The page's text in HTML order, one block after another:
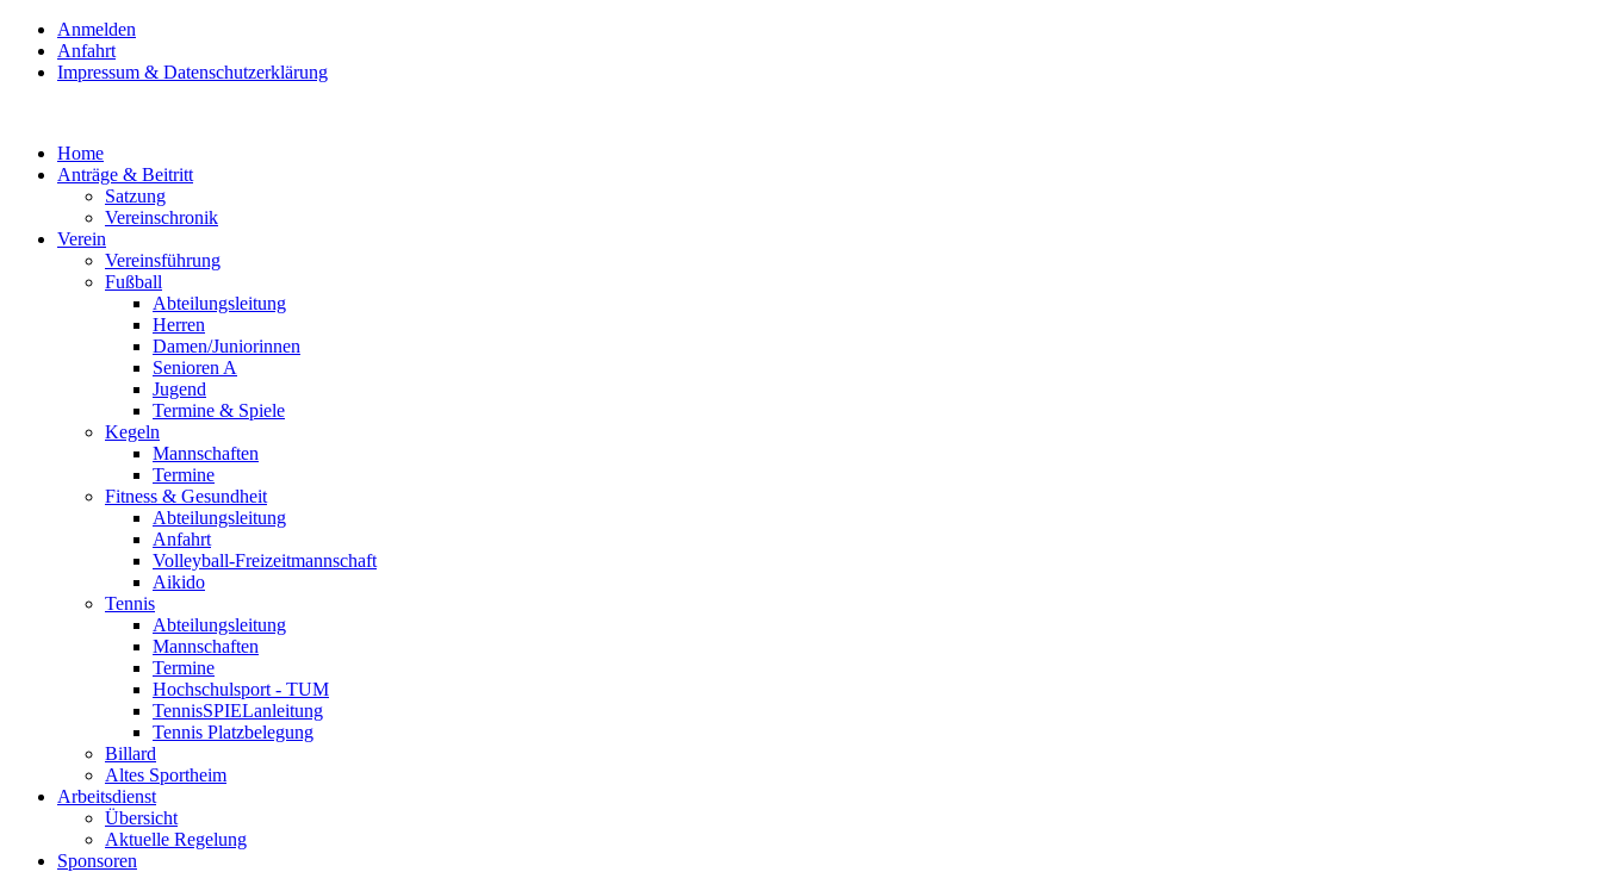
Anmelden
Anfahrt
Impressum & Datenschutzerklärung
Home
Anträge & Beitritt
Satzung
Vereinschronik
Verein
Vereinsführung
Fußball
Abteilungsleitung
Herren
Damen/Juniorinnen
Senioren A
Jugend
Termine & Spiele
Kegeln
Mannschaften
Termine
Fitness & Gesundheit
Abteilungsleitung
Anfahrt
Volleyball-Freizeitmannschaft
Aikido
Tennis
Abteilungsleitung
Mannschaften
Termine
Hochschulsport - TUM
TennisSPIELanleitung
Tennis Platzbelegung
Billard
Altes Sportheim
Arbeitsdienst
Übersicht
Aktuelle Regelung
Sponsoren